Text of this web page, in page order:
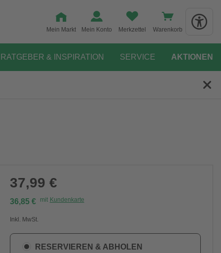
Mein Markt Mein Konto Merkzettel Warenkorb
RATGEBER & INSPIRATION SERVICE AKTIONEN
37,99 €
36,85 € mit Kundenkarte
Inkl. MwSt.
RESERVIEREN & ABHOLEN